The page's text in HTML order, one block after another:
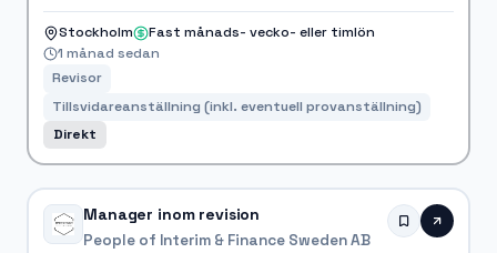
Stockholm
Fast månads- vecko- eller timlön
1 månad sedan
Revisor
Tillsvidareanställning (inkl. eventuell provanställning)
Direkt
Manager inom revision
People of Interim & Finance Sweden AB